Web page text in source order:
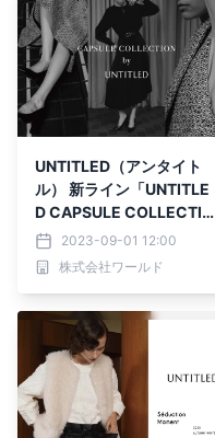
UNTITLED（アンタイト
ル） 新ライン「UNTITLE
D CAPSULE COLLECTIO
N （アンタイトル カプセ
ル コレクション）を期間
限定で 9月11日(月)より発
2023-09-01 12:00
株式会社ワールド